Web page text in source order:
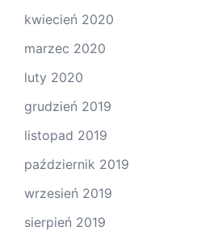
kwiecień 2020
marzec 2020
luty 2020
grudzień 2019
listopad 2019
październik 2019
wrzesień 2019
sierpień 2019